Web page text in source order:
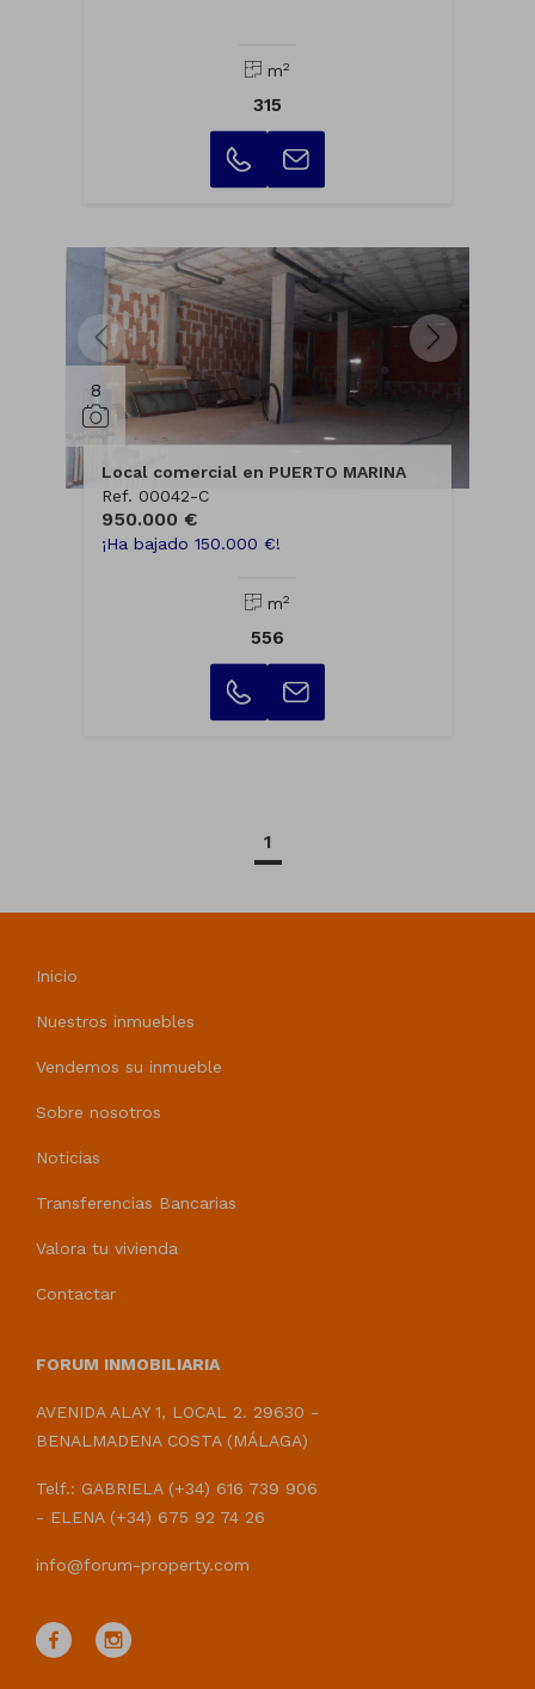
m2
315
8
Local comercial en PUERTO MARINA
Ref. 00042-C
950.000 €
¡Ha bajado 150.000 €!
m2
556
1
Inicio
Nuestros inmuebles
Vendemos su inmueble
Sobre nosotros
Noticias
Transferencias Bancarias
Valora tu vivienda
Contactar
FORUM INMOBILIARIA
AVENIDA ALAY 1, LOCAL 2. 29630 -
BENALMADENA COSTA (MÁLAGA)
Telf.: GABRIELA (+34) 616 739 906
- ELENA (+34) 675 92 74 26
info@forum-property.com